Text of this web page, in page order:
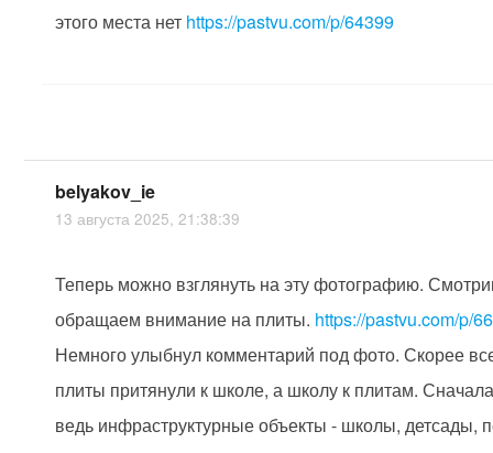
этого места нет https://pastvu.com/p/64399
belyakov_ie
13 августа 2025, 21:38:39
Теперь можно взглянуть на эту фотографию.
обращаем внимание на плиты. https://pastvu.com/p/
Немного улыбнул комментарий под фото. Скорее
плиты притянули к школе, а школу к плитам.
ведь инфраструктурные объекты - школы, детсады,